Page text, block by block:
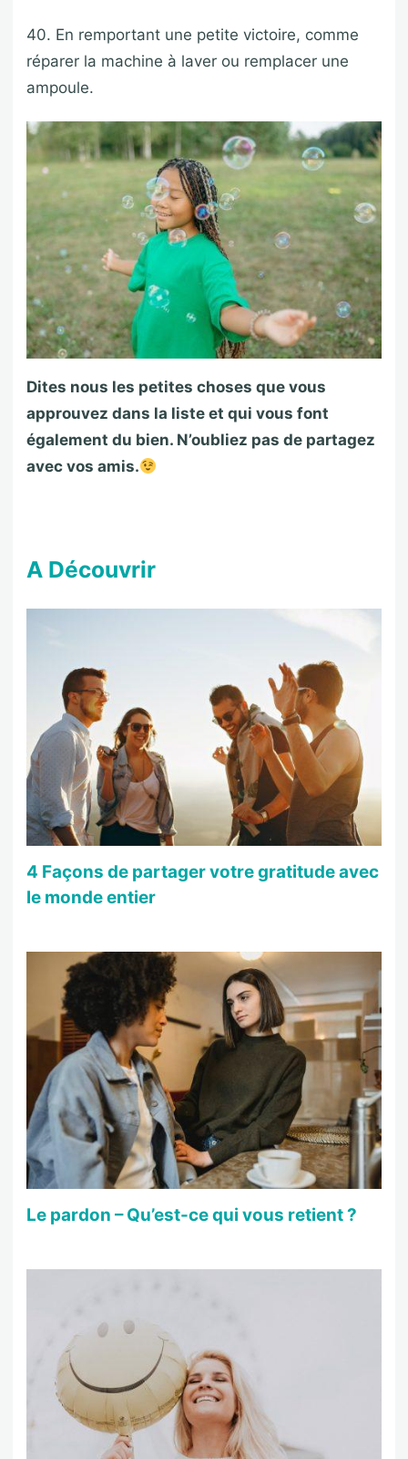
40. En remportant une petite victoire, comme
réparer la machine à laver ou remplacer une
ampoule.
Dites nous les petites choses que vous
approuvez dans la liste et qui vous font
également du bien. N’oubliez pas de partagez
avec vos amis.
A Découvrir
4 Façons de partager votre gratitude avec
le monde entier
Le pardon – Qu’est-ce qui vous retient ?